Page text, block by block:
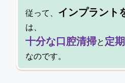
従って、 インプラント
は、
十分な口腔清掃と 定
なのです。